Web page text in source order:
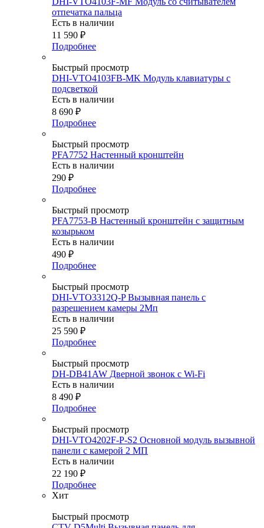
отпечатка пальца
Есть в наличии
11 590 ₽
Подробнее
Быстрый просмотр
DHI-VTO4103FB-MK Модуль клавиатуры с
подсветкой
Есть в наличии
8 690 ₽
Подробнее
Быстрый просмотр
PFA7752 Настенный кронштейн
Есть в наличии
290 ₽
Подробнее
Быстрый просмотр
PFA7753-B Настенный кронштейн с защитным
козырьком
Есть в наличии
490 ₽
Подробнее
Быстрый просмотр
DHI-VTO3312Q-P Вызывная панель с
разрешением камеры 2Мп
Есть в наличии
25 590 ₽
Подробнее
Быстрый просмотр
DH-DB41AW Дверной звонок с Wi-Fi
Есть в наличии
8 490 ₽
Подробнее
Быстрый просмотр
DHI-VTO4202F-P-S2 Основной модуль вызывной
панели с камерой 2 МП
Есть в наличии
22 190 ₽
Подробнее
Хит
Быстрый просмотр